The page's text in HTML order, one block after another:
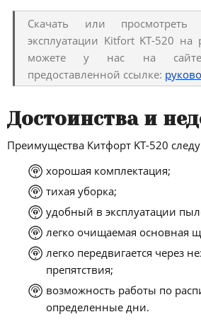
Скачать или
эксплуатации Kitfort KT-520 на
можете у нас на
предоставленной ссылке:
Достоинства и
Преимущества Китфорт KT-520
хорошая комплектация;
тихая уборка;
удобный в эксплуатации
легко очищаемая основная
легко передвигается через
препятствия;
возможность работы по
определенные дни.